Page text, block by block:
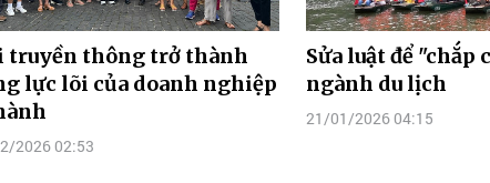
truyền thông trở thành
lực lõi của doanh nghiệp
2026 02:53
Sửa luật để "chắp
ngành du lịch
21/01/2026 04:15